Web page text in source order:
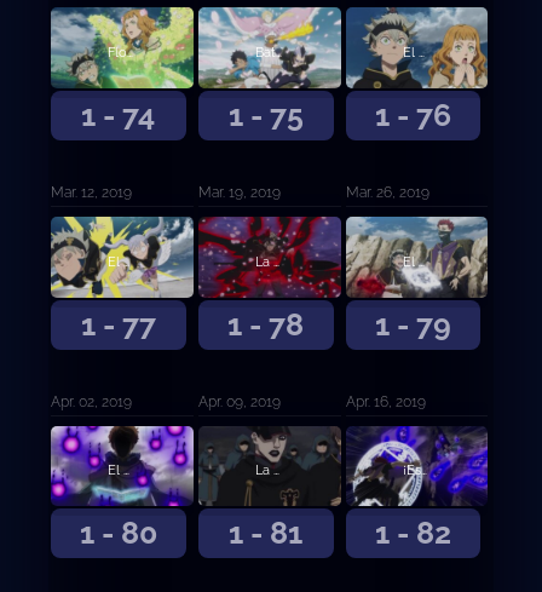
1 - 74
Flor de determinación
Mar. 12, 2019
1 - 75
Batalla Feroz
Mar. 19, 2019
1 - 76
El mago X
Mar. 26, 2019
1 - 77
El destino
Apr. 02, 2019
1 - 78
La Trampa del Plebeyo
Apr. 09, 2019
1 - 79
El delincuente contra el musculitos
Apr. 16, 2019
1 - 80
El hermano modelo contra el hermano mediocre
1 - 81
La forma de vida de cierto hombre
1 - 82
¡Especial Petit Clover! ¡Charmy la demonio!